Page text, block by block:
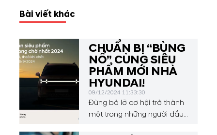
Bài viết khác
CHUẨN BỊ “BÙNG
NỔ” CÙNG SIÊU
PHẨM MỚI NHÀ
HYUNDAI!
09/12/2024 11:33:30
Đừng bỏ lỡ cơ hội trở thành
một trong những người đầu